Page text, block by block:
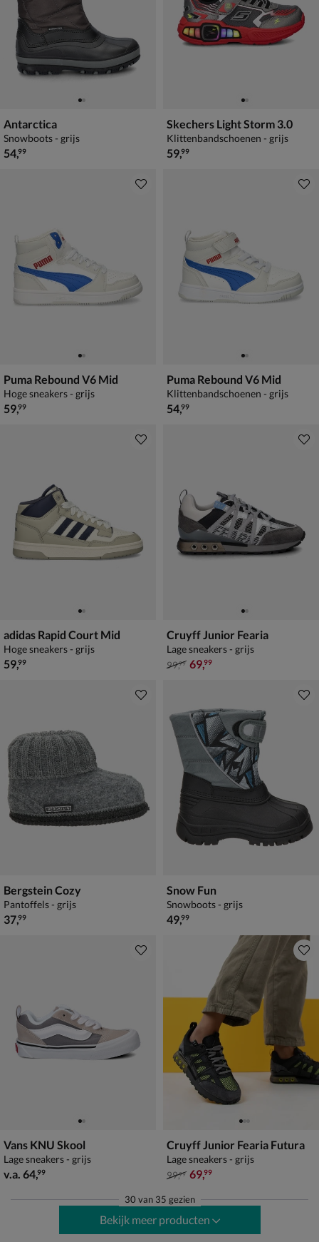
Antarctica
Snowboots - grijs
€ 54,99
54,99
Skechers Light Storm 3.0
Klittenbandschoenen - grijs
€ 59,99
59,99
Puma Rebound V6 Mid
Hoge sneakers - grijs
€ 59,99
59,99
Puma Rebound V6 Mid
Klittenbandschoenen - grijs
€ 54,99
54,99
adidas Rapid Court Mid
Hoge sneakers - grijs
€ 59,99
59,99
Cruyff Junior Fearia
Lage sneakers - grijs
van € 99,99 voor € 69,99
99,99 69,99
Bergstein Cozy
Pantoffels - grijs
€ 37,99
37,99
Snow Fun
Snowboots - grijs
€ 49,99
49,99
Vans KNU Skool
Lage sneakers - grijs
vanaf € 64,99
v.a. 64,99
Cruyff Junior Fearia Futura
Lage sneakers - grijs
van € 99,99 voor € 69,99
99,99 69,99
30 van 35 gezien
Bekijk meer producten